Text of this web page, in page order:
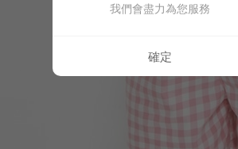
我們會盡力為您服務
確定